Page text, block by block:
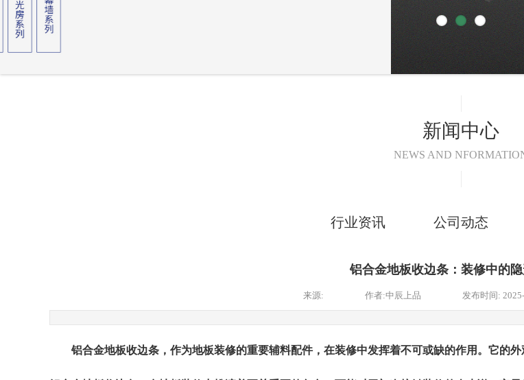
新闻中心
NEWS AND
行业资讯 公司动态
铝合金地板收边条：装修中的
来源: 作者:中辰上品 发布时间:
铝合金地板收边条，作为地板装修的重要辅料配件，在装修中发挥着不可或缺的作用。它的外